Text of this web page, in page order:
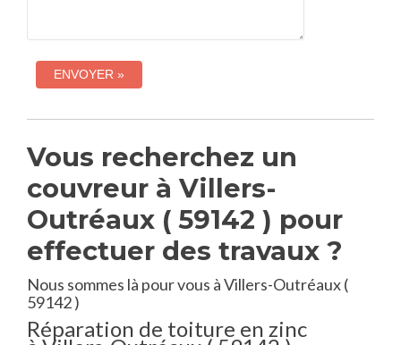
Vous recherchez un
couvreur à Villers-
Outréaux ( 59142 ) pour
effectuer des travaux ?
Nous sommes là pour vous à Villers-Outréaux (
59142 )
Réparation de toiture en zinc